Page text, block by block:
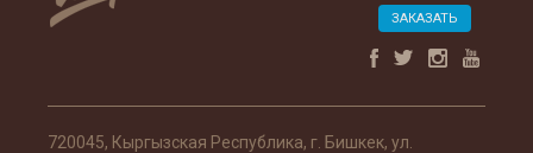
ЗАКАЗАТЬ
720045, Кыргызская Республика, г. Бишкек, ул.